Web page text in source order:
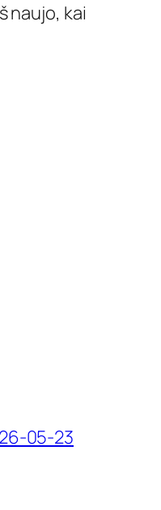
naujo, kai
05-23